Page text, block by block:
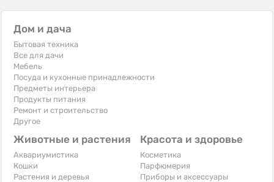
Дом и дача
Бытовая техника
Все для дачи
Мебель
Посуда и кухонные принадлежности
Предметы интерьера
Продукты питания
Ремонт и строительство
Другое
Животные и растения
Аквариумистика
Кошки
Растения и деревья
Красота и здоровье
Косметика
Парфюмерия
Приборы и аксессуары